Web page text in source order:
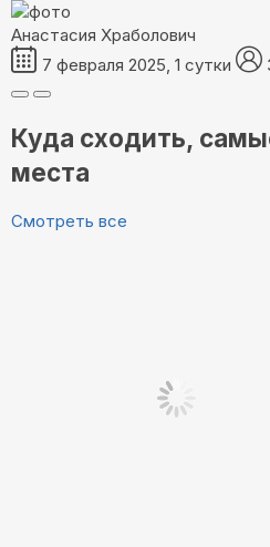
Анастасия Храболович
7 февраля 2025, 1 сутки
Куда сходить,
места
Смотреть все